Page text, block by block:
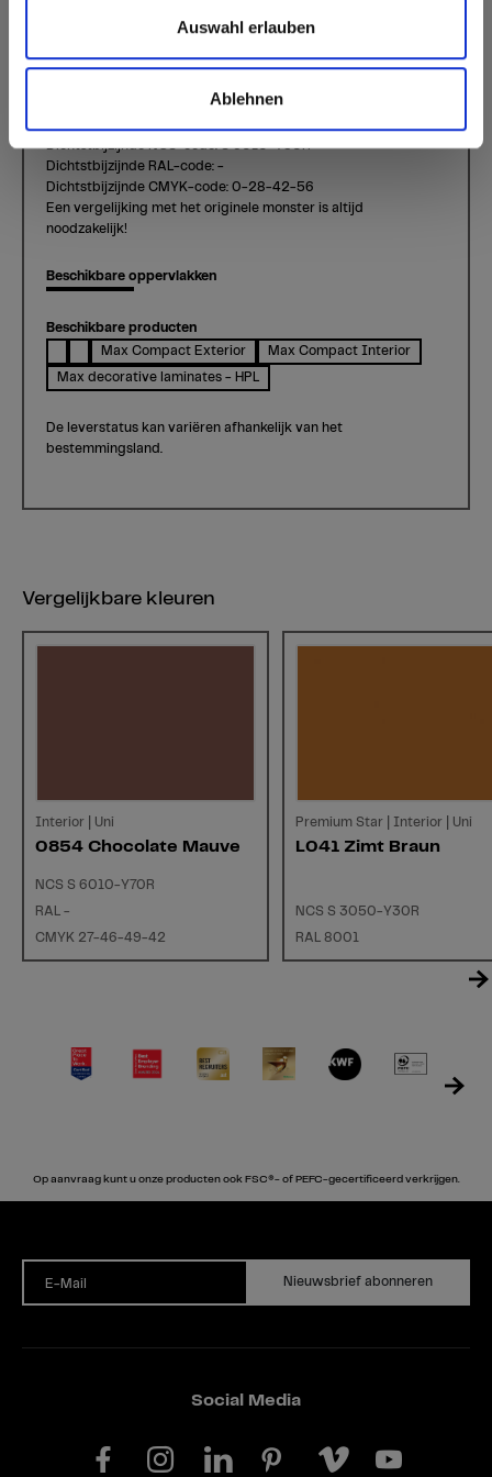
Auswahl erlauben
Ablehnen
Kleur 0153 Burano | Houtsoort: -
Standaardoppervlak interieur:
Dichtstbijzijnde NCS-code: S 6010-Y30R
Dichtstbijzijnde RAL-code: -
Dichtstbijzijnde CMYK-code: 0-28-42-56
Een vergelijking met het originele monster is altijd
noodzakelijk!
Beschikbare oppervlakken
Beschikbare producten
Max Compact Exterior
Max Compact Interior
Max decorative laminates - HPL
De leverstatus kan variëren afhankelijk van het
bestemmingsland.
Vergelijkbare kleuren
Interior | Uni
0854 Chocolate Mauve
NCS S 6010-Y70R
RAL -
CMYK 27-46-49-42
Premium Star | Interior | Uni
L041 Zimt Braun
NCS S 3050-Y30R
RAL 8001
Op aanvraag kunt u onze producten ook FSC®- of PEFC-gecertificeerd verkrijgen.
E-Mail Nieuwsbrief abonneren
Social Media